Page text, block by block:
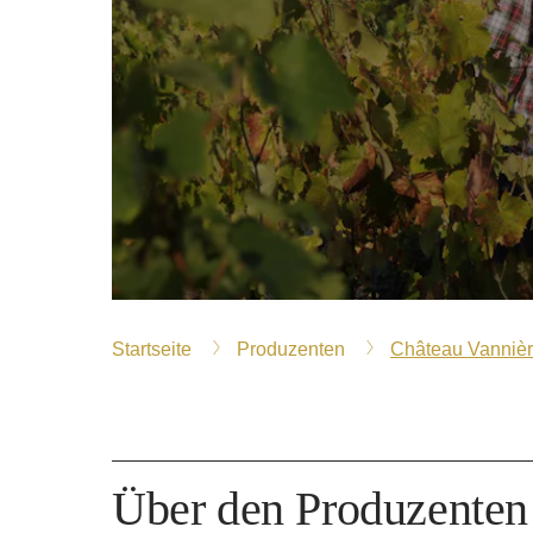
Startseite Produzenten Château
Über den Produzenten